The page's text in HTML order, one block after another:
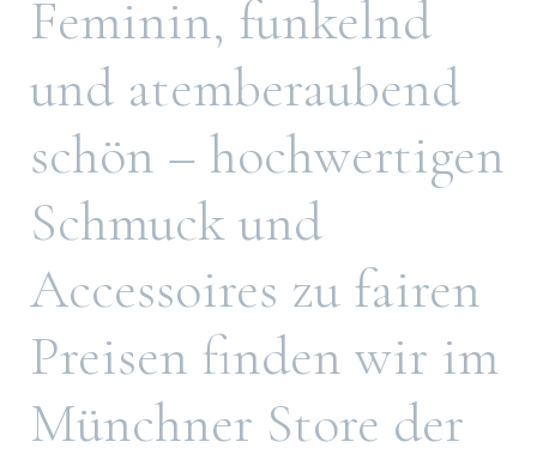
Feminin, funkelnd
und atemberaubend
schön – hochwertigen
Schmuck und
Accessoires zu fairen
Preisen finden wir im
Münchner Store der